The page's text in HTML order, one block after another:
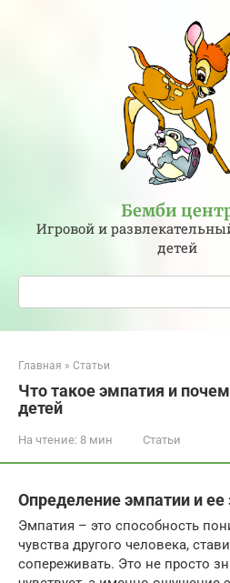
Бемби
Игровой и
детей
Поиск:
Главная » Статьи
Что такое эмпатия и
детей
На чтение: 8 мин Статьи
Определение эмпатии и ее
Эмпатия – это способность
чувства другого человека,
сопереживать. Это не просто